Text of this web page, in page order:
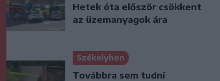
Hetek óta először csökkent
az üzemanyagok ára
Székelyhon
Továbbra sem tudni